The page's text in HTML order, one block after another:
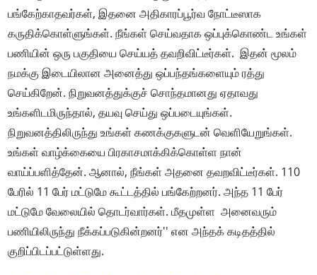
பங்கேற்காதவர்கள், இதனை அதிகாரப்பூர்வ நோட்டீஸாக
கருதிக்கொள்ளுங்கள். நீங்கள் செய்வதாக ஒப்புக்கொண்ட உங்கள்
பணியின் ஒரு பகுதியை செய்யத் தவறிவிட்டீர்கள். இதன் மூலம்
நமக்கு இடையிலான அனைத்து ஒப்பந்தங்களையும் ரத்து
செய்கிறேன். நிறுவனத்துக்குச் சொந்தமானது ஏதாவது
உங்களிடமிருந்தால், தயவு செய்து ஒப்படையுங்கள்.
நிறுவனத்திலிருந்து உங்கள் கணக்குகளுடன் வெளியேறுங்கள்.
உங்கள் வாழ்க்கையை பிரகாசமாக்கிக்கொள்ள நான்
வாய்ப்பளித்தேன். ஆனால், நீங்கள் அதனை தவறவிட்டீர்கள். 110
பேரில் 11 பேர் மட்டுமே கூட்டத்தில் பங்கேற்றனர். அந்த 11 பேர்
மட்டுமே வேலையில் தொடர்வார்கள். மீதமுள்ள அனைவரும்
பணியிலிருந்து நீக்கப்படுகின்றனர்'' என அந்தக் கடிதத்தில்
குறிப்பிடப்பட்டுள்ளது.